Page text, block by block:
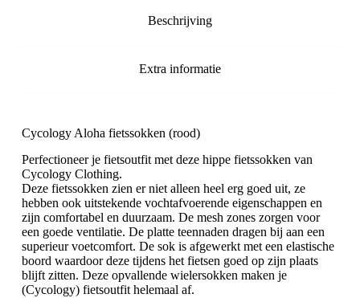
Beschrijving
Extra informatie
Cycology Aloha fietssokken (rood)
Perfectioneer je fietsoutfit met deze hippe fietssokken van
Cycology Clothing.
Deze fietssokken zien er niet alleen heel erg goed uit, ze
hebben ook uitstekende vochtafvoerende eigenschappen en
zijn comfortabel en duurzaam. De mesh zones zorgen voor
een goede ventilatie. De platte teennaden dragen bij aan een
superieur voetcomfort. De sok is afgewerkt met een elastische
boord waardoor deze tijdens het fietsen goed op zijn plaats
blijft zitten. Deze opvallende wielersokken maken je
(Cycology) fietsoutfit helemaal af.